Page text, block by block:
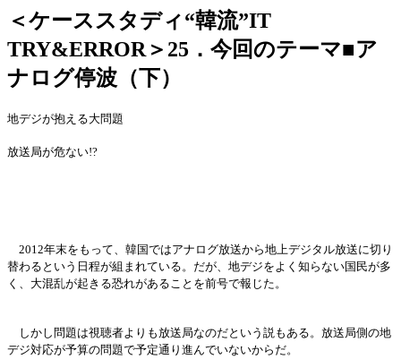
＜ケーススタディ“韓流”IT
TRY&ERROR＞25．今回のテーマ■ア
ナログ停波（下）
地デジが抱える大問題
放送局が危ない!?
2012年末をもって、韓国ではアナログ放送から地上デジタル放送に切り
替わるという日程が組まれている。だが、地デジをよく知らない国 民が多
く、大混乱が起きる恐れがあることを前号で報じた。
しかし問題は視聴者よりも放送局なのだという 説もある。放送局側の地
デジ対応が予算の問題で予定通り進んでいないからだ。